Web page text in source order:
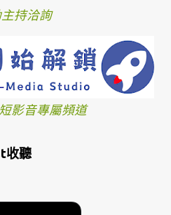
持洽詢
影音專屬頻道
收聽